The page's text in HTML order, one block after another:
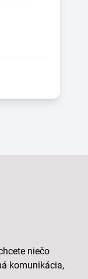
niečo
komunikácia,